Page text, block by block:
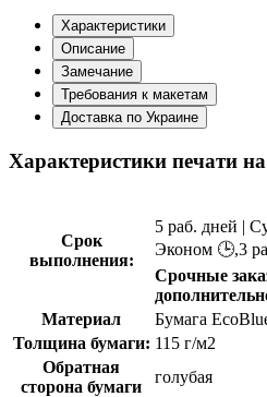
Характеристики
Описание
Замечание
Требования к макетам
Доставка по Украине
Характеристики печати
Срок
выполнения:
5 раб. дней |
Эконом 🕒,3
Срочные
Материал
Бумага
Толщина бумаги: 115 г/м2
Обратная
сторона бумаги
голубая